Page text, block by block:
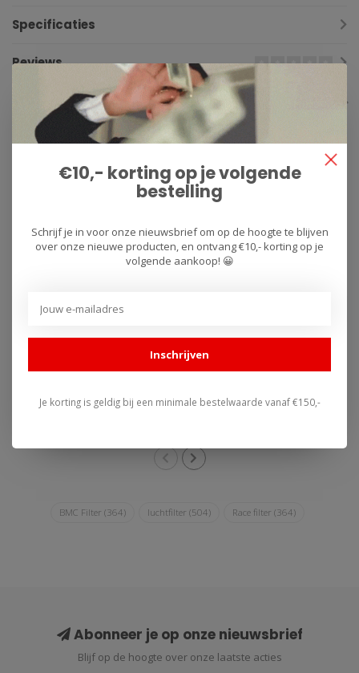
Specificaties
Reviews
Gerelateerde producten
Luchtfilter Suzuki
GSXR750 / 1000 / 600 /
750 / GSXR1000
€80,17
BMC is het exclusieve
luchtfiltermerk bekend uit
€70,13
BMC is het exclusieve
luchtfiltermerk bekend uit
BMC Filter (364) luchtfilter (504) Race filter (364)
Abonneer je op onze nieuwsbrief
Blijf op de hoogte over onze laatste acties
€10,- korting op je volgende
bestelling
Schrijf je in voor onze nieuwsbrief om op de hoogte te blijven
over onze nieuwe producten, en ontvang €10,- korting op je
volgende aankoop! 😀
Inschrijven
Je korting is geldig bij een minimale bestelwaarde vanaf €150,-